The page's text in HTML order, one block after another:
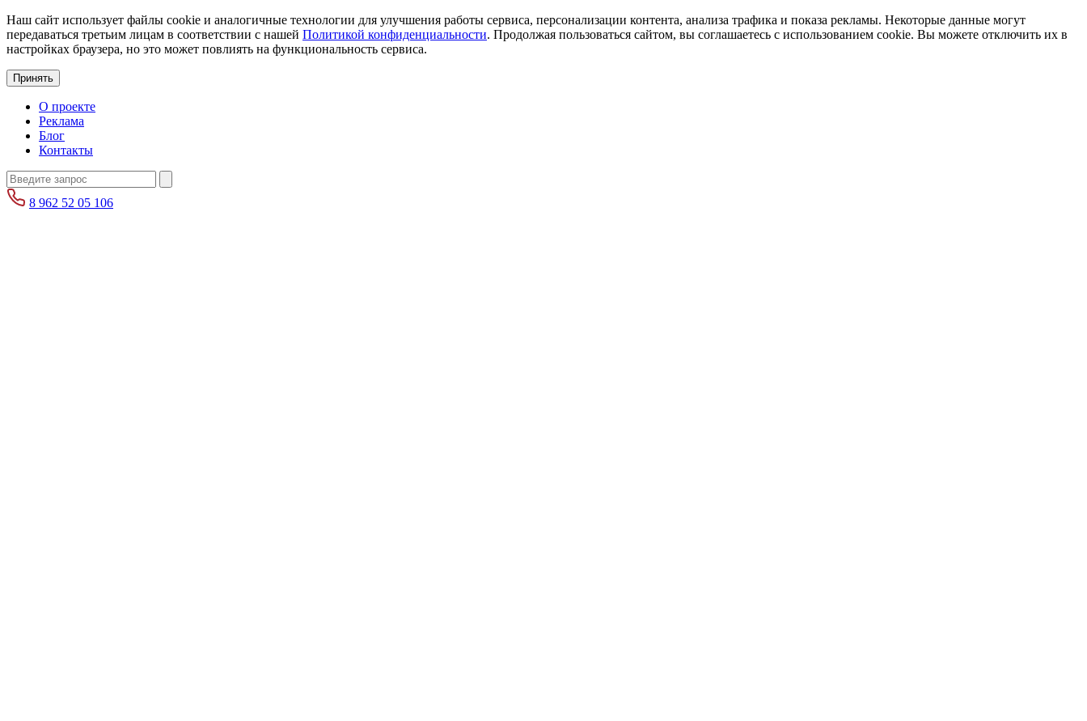
Наш сайт использует файлы cookie и аналогичные технологии для улучшения работы сервиса, персонализации контента, анализа трафика и показа рекламы. Некоторые данные могут
передаваться третьим лицам в соответствии с нашей Политикой конфиденциальности. Продолжая пользоваться сайтом, вы соглашаетесь с использованием cookie. Вы можете отключить их в
настройках браузера, но это может повлиять на функциональность сервиса.
Принять
О проекте
Реклама
Блог
Контакты
8 962 52 05 106